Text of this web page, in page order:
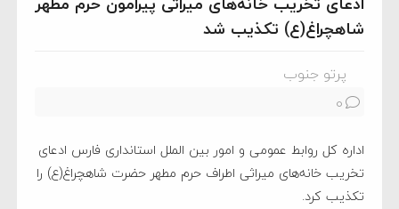
شاهچراغ(ع) تکذیب شد
پرتو جنوب
0
اداره کل روابط عمومی و امور بین الملل استانداری فارس ادعای
تخریب خانه‌های میراثی اطراف حرم مطهر حضرت شاهچراغ(ع) را
تکذیب کرد.